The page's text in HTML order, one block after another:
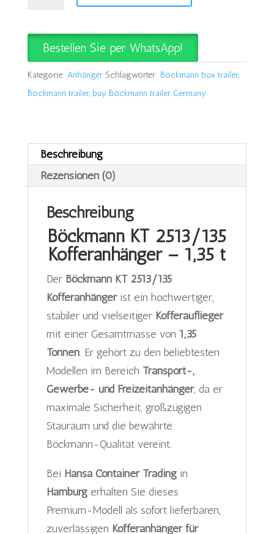
Kofferanhänger
Menge
Bestellen Sie per WhatsApp!
Kategorie: Anhänger Schlagwörter: Böckmann box trailer,
Böckmann trailer, buy Böckmann trailer Germany
Beschreibung
Rezensionen (0)
Beschreibung
Böckmann KT 2513/135
Kofferanhänger – 1,35 t
Der Böckmann KT 2513/135
Kofferanhängerist ein hochwertiger,
stabiler und vielseitiger Kofferauflieger
mit einer Gesamtmasse von 1,35
Tonnen. Er gehört zu den beliebtesten
Modellen im Bereich Transport-,
Gewerbe- und Freizeitanhänger, da er
maximale Sicherheit, großzügigen
Stauraum und die bewährte
Böckmann-Qualität vereint.
Bei Hansa Container Tradingin
Hamburgerhalten Sie dieses
Premium-Modell als sofort lieferbaren,
zuverlässigen Kofferanhänger für